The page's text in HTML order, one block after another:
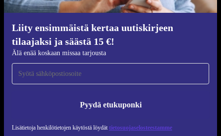
Liity ensimmäistä kertaa uutiskirjeen
tilaajaksi ja säästä 15 €!
Älä enää koskaan missaa tarjousta
Pyydä etukuponki
Lisätietoja henkilötietojen käytöstä löydät tietosuojaselosteestamme
Kestävyys
Laatu
Tietoa meistä